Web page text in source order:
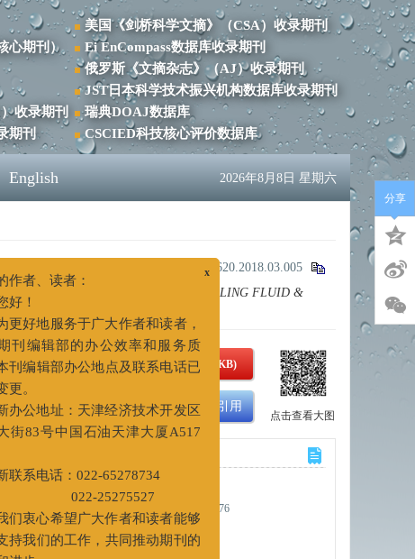
心期刊）
收录期刊
期刊
美国《剑桥科学文摘》（CSA）收录期刊
Ei EnCompass数据库收录期刊
俄罗斯《文摘杂志》（AJ）收录期刊
JST日本科学技术振兴机构数据库收录期刊
瑞典DOAJ数据库
CSCIED科技核心评价数据库
English 2026年8月8日 星期六
35(3): 32-36.
10.3969/j.issn.1001-5620.2018.03.005
on Well Wei204H11-4[J].
DRILLING FLUID &
PDF下载( 787 KB)
XML下载 导出引用
点击查看大图
HTML全文浏览量:
376
PDF下载量:181
分享
x
敬的作者、读者：
您好！
为更好地服务于广大作者和读者，
升期刊编辑部的办公效率和服务质
，本刊编辑部办公地点及联系电话已
行变更。
新办公地址：天津经济技术开发区
二大街83号中国石油天津大厦A517
间
新联系电话：022-65278734
022-25275527
我们衷心希望广大作者和读者能够